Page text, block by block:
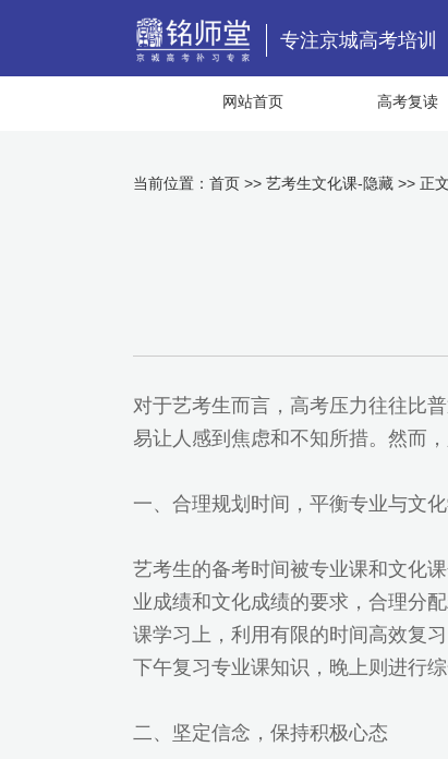
专注京城高考培训
网站首页 高考复读
当前位置： 首页 >> 艺考生文化课-隐藏 >> 正文
对于艺考生而言，高考压力往往比
易让人感到焦虑和不知所措。然而
一、合理规划时间，平衡专业与文化
艺考生的备考时间被专业课和文化
业成绩和文化成绩的要求，合理分
课学习上，利用有限的时间高效复
下午复习专业课知识，晚上则进行
二、坚定信念，保持积极心态